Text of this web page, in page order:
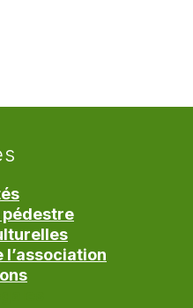
pédestre
l’association